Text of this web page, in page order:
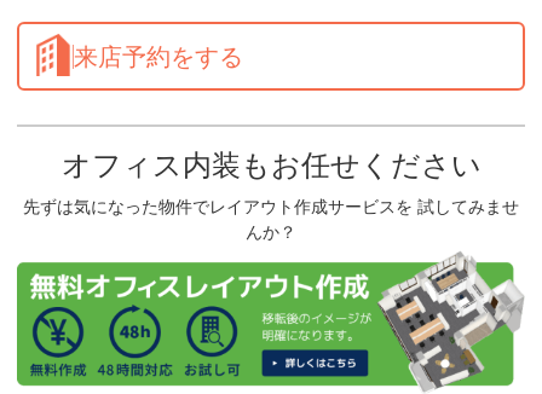
来店予約をする
オフィス内装もお任せください
先ずは気になった物件でレイアウト作成サービスを 試してみませ
んか？